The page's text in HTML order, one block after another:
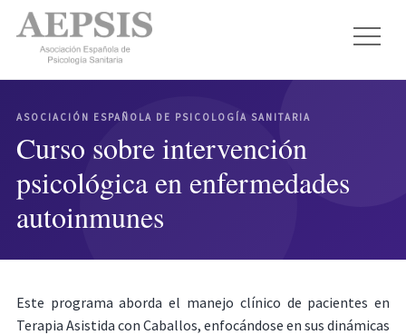
ASOCIACIÓN ESPAÑOLA DE PSICOLOGÍA SANITARIA
Curso sobre intervención
psicológica en enfermedades
autoinmunes
Este programa aborda el manejo clínico de pacientes en
Terapia Asistida con Caballos, enfocándose en sus dinámicas